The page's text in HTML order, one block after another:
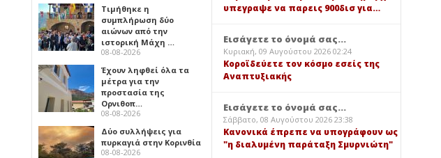
Τιμήθηκε η
συμπλήρωση δύο
αιώνων από την
ιστορική Μάχη …
08-08-2026
Έχουν ληφθεί όλα τα
μέτρα για την
προστασία της
Ορνιθοπ…
08-08-2026
Δύο συλλήψεις για
πυρκαγιά στην Κορινθία
08-08-2026
υπεγραψε να παρεις 900δισ για…
Εισάγετε το όνομά σας...
Κυριακή, 09 Αυγούστου 2026 02:24
Κοροϊδεύετε τον κόσμο εσείς της
Αναπτυξιακής
Εισάγετε το όνομά σας...
Σάββατο, 08 Αυγούστου 2026 23:38
Κανονικά έπρεπε να υπογράφουν ως
"η διαλυμένη παράταξη Σμυρνιώτη"